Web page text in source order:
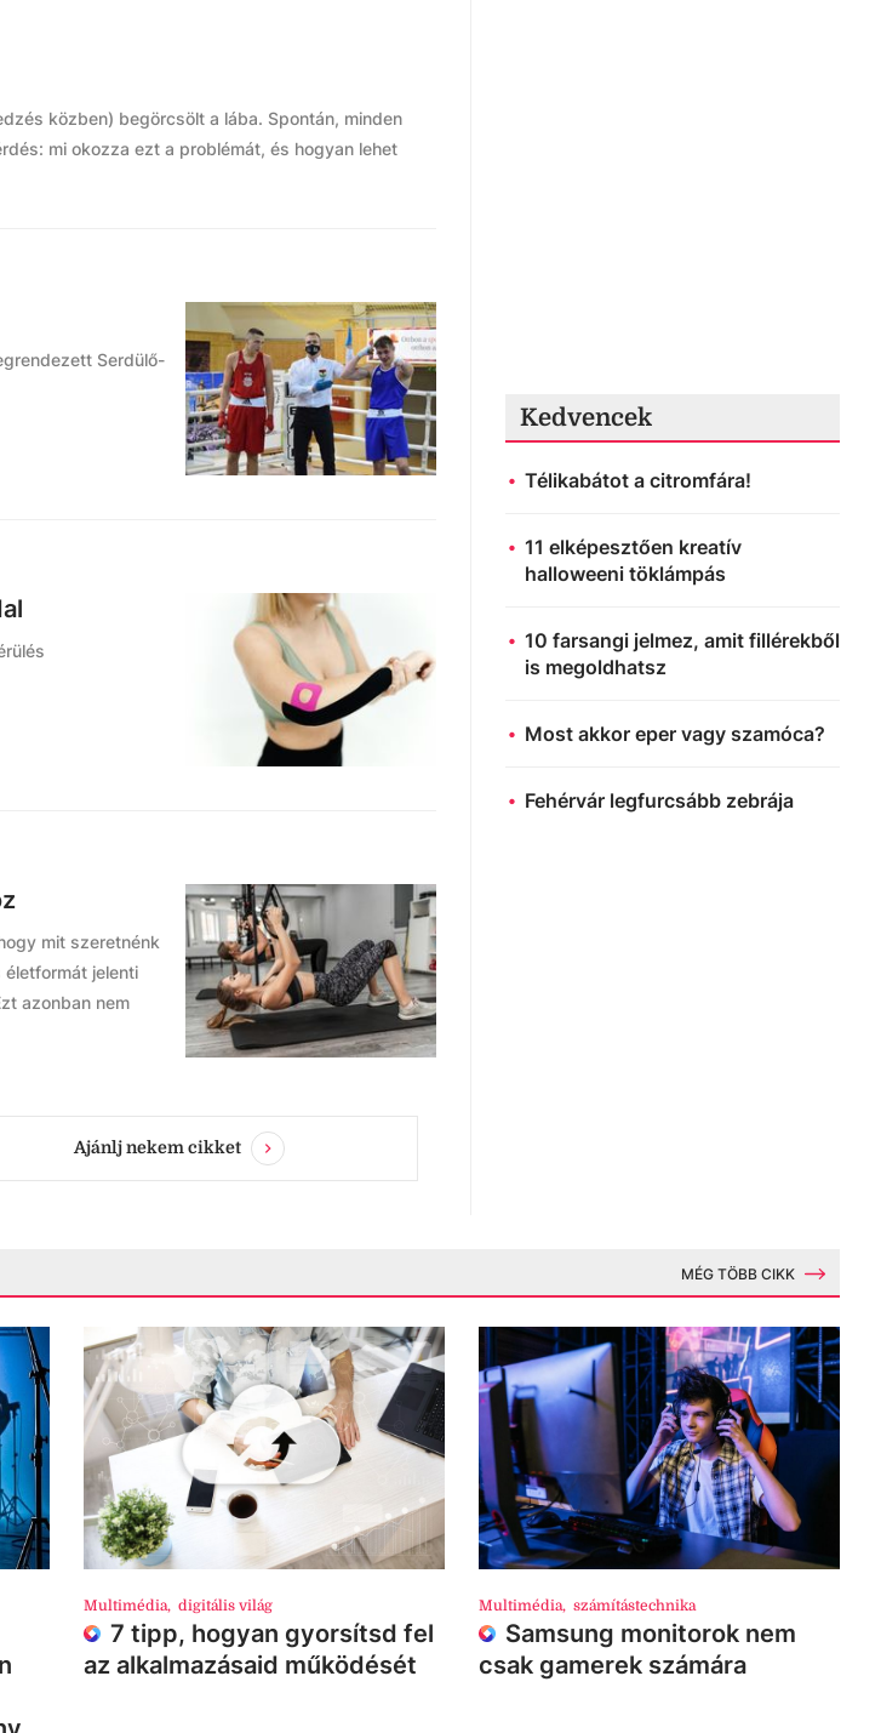
közben) begörcsölt a lába. Spontán, minden
mi okozza ezt a problémát, és hogyan lehet
Serdülő-
mit szeretnénk
jelenti
azonban nem
Ajánlj nekem cikket
Kedvencek
Télikabátot a citromfára!
11 elképesztően kreatív
halloweeni töklámpás
10 farsangi jelmez, amit fillérekből
is megoldhatsz
Most akkor eper vagy szamóca?
Fehérvár legfurcsább zebrája
MÉG TÖBB CIKK
Multimédia, digitális világ
7 tipp, hogyan gyorsítsd fel
az alkalmazásaid működését
Multimédia, számítástechnika
Samsung monitorok nem
csak gamerek számára